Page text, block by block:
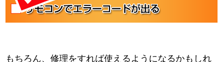
もちろん、修理をすれば使えるようになるかもしれ